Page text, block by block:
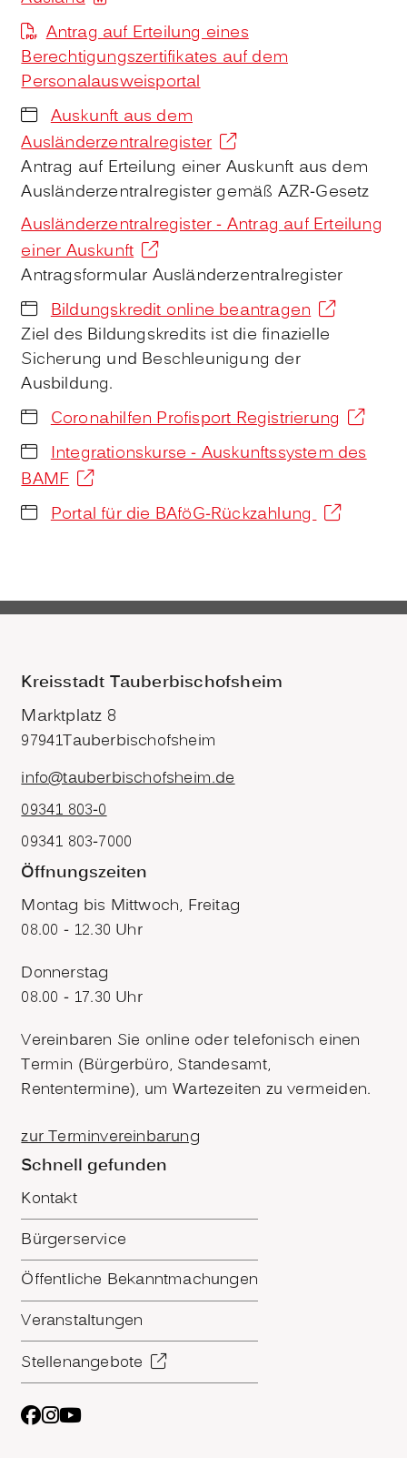
Antrag auf Erteilung eines
Berechtigungszertifikates auf dem
Personalausweisportal
Auskunft aus dem
Ausländerzentralregister
Antrag auf Erteilung einer Auskunft aus dem
Ausländerzentralregister gemäß AZR-Gesetz
Ausländerzentralregister - Antrag auf Erteilung
einer Auskunft
Antragsformular Ausländerzentralregister
Bildungskredit online beantragen
Ziel des Bildungskredits ist die finazielle
Sicherung und Beschleunigung der
Ausbildung.
Coronahilfen Profisport Registrierung
Integrationskurse - Auskunftssystem des
BAMF
Portal für die BAföG-Rückzahlung
Kreisstadt Tauberbischofsheim
Marktplatz 8
97941Tauberbischofsheim
info@tauberbischofsheim.de
09341 803-0
09341 803-7000
Öffnungszeiten
Montag bis Mittwoch, Freitag
08.00 - 12.30 Uhr
Donnerstag
08.00 - 17.30 Uhr
Vereinbaren Sie online oder telefonisch einen
Termin (Bürgerbüro, Standesamt,
Rententermine), um Wartezeiten zu vermeiden.
zur Terminvereinbarung
Schnell gefunden
Kontakt
Bürgerservice
Öffentliche Bekanntmachungen
Veranstaltungen
Stellenangebote